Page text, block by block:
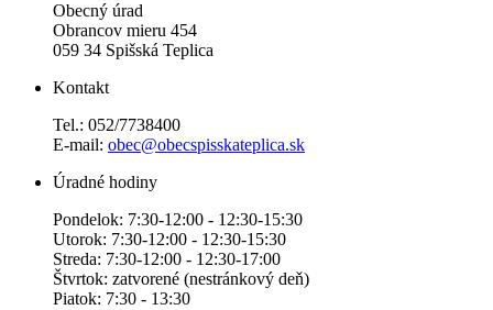
Obecný úrad
Obrancov mieru 454
059 34 Spišská Teplica
Kontakt
Tel.: 052/7738400
E-mail: obec@obecspisskateplica.sk
Úradné hodiny
Pondelok: 7:30-12:00 - 12:30-15:30
Utorok: 7:30-12:00 - 12:30-15:30
Streda: 7:30-12:00 - 12:30-17:00
Štvrtok: zatvorené (nestránkový deň)
Piatok: 7:30 - 13:30